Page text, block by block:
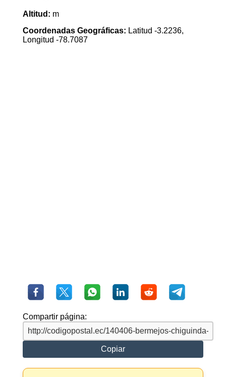
Altitud: m
Coordenadas Geográficas: Latitud -3.2236,
Longitud -78.7087
Compartir página:
Copiar